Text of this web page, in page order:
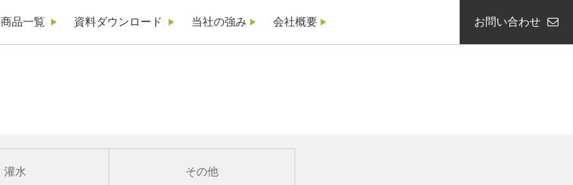
商品一覧 資料ダウンロード 当社の強み 会社概要 お問い合わせ
灌水 その他